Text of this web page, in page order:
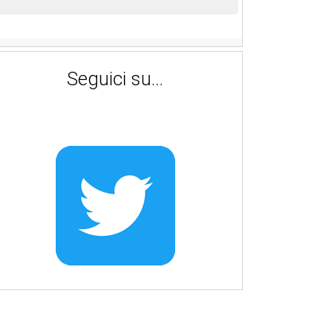
Seguici su...